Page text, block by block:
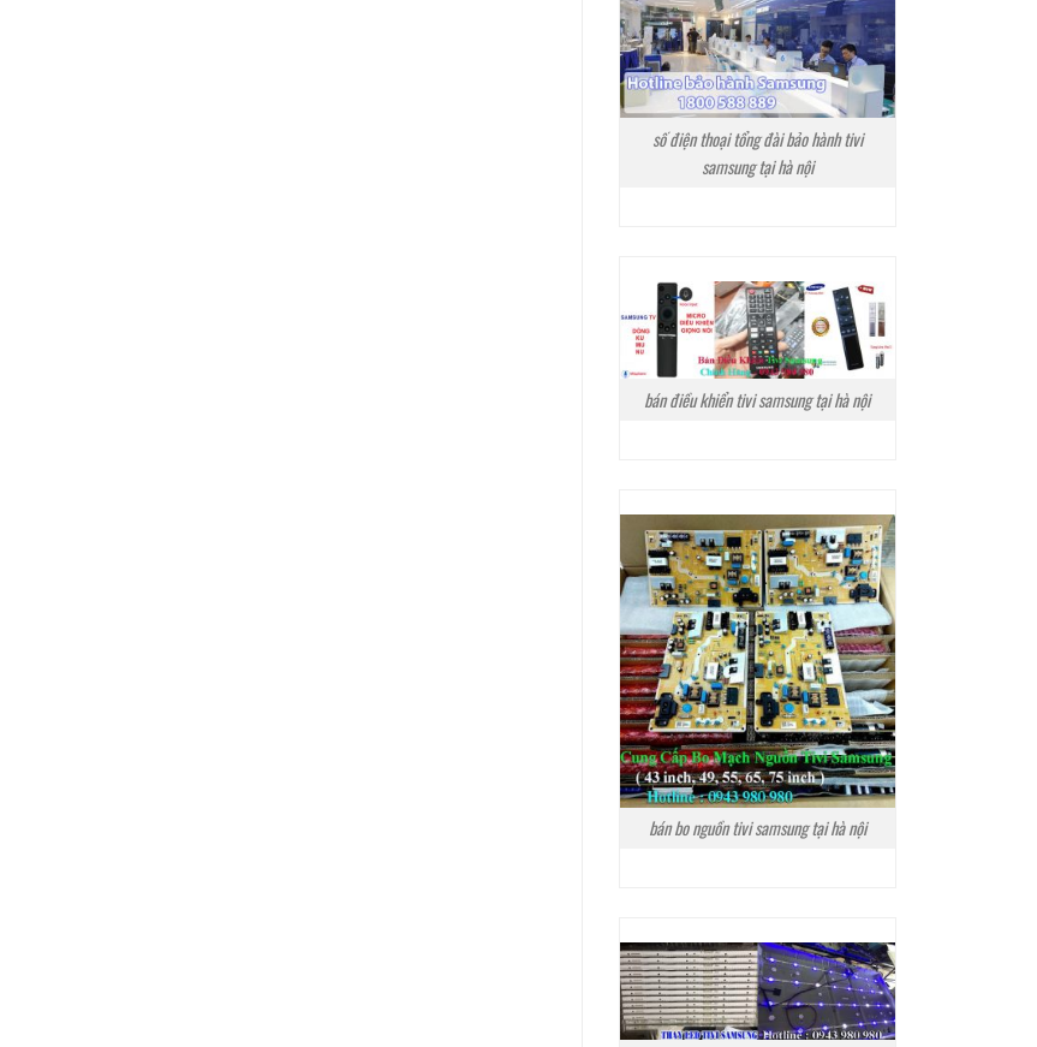
số điện thoại tổng đài bảo hành tivi
samsung tại hà nội
bán điều khiển tivi samsung tại hà nội
bán bo nguồn tivi samsung tại hà nội